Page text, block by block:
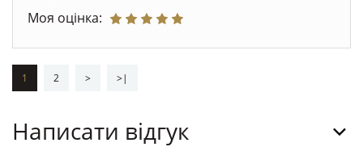
Моя оцінка:
1 2 > >|
Написати відгук